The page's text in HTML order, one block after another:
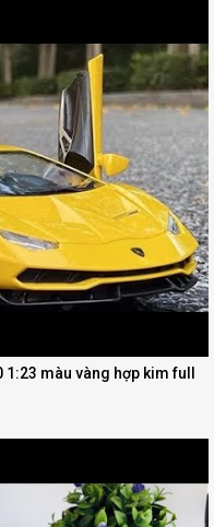
màu vàng hợp kim full